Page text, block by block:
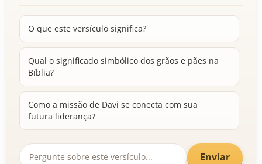
O que este versículo significa?
Qual o significado simbólico dos grãos e pães na
Bíblia?
Como a missão de Davi se conecta com sua
futura liderança?
Enviar